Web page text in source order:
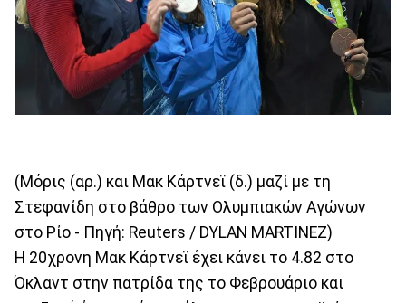
(Μόρις (αρ.) και Μακ Κάρτνεϊ (δ.) μαζί με τη
Στεφανίδη στο βάθρο των Ολυμπιακών Αγώνων
στο Ρίο - Πηγή: Reuters / DYLAN MARTINEZ)
Η 20χρονη Μακ Κάρτνεϊ έχει κάνει το 4.82 στο
Όκλαντ στην πατρίδα της το Φεβρουάριο και